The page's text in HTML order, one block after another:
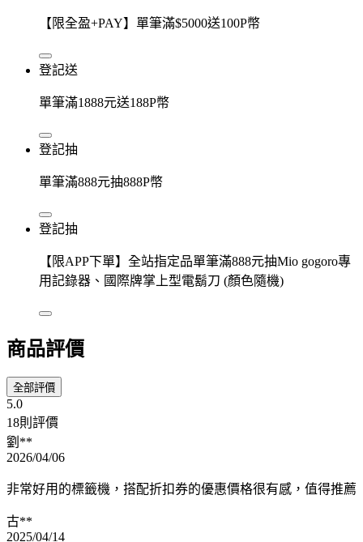
【限全盈+PAY】單筆滿$5000送100P幣
登記送
單筆滿1888元送188P幣
登記抽
單筆滿888元抽888P幣
登記抽
【限APP下單】全站指定品單筆滿888元抽Mio gogoro專
用記錄器、國際牌掌上型電鬍刀 (顏色隨機)
商品評價
全部評價
5.0
18則評價
劉**
2026/04/06
非常好用的標籤機，搭配折扣券的優惠價格很有感，值得推薦
古**
2025/04/14